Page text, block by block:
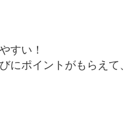
すい！
にポイントがもらえて